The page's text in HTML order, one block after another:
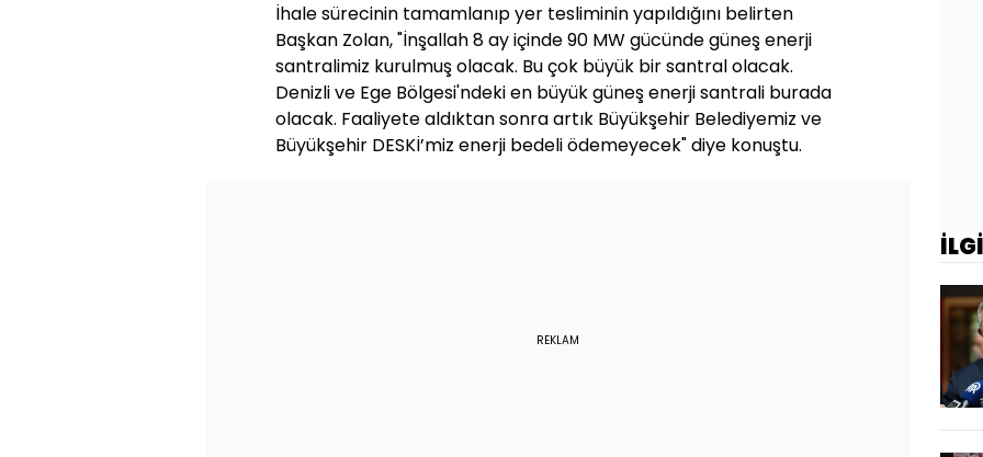
İhale sürecinin tamamlanıp yer tesliminin yapıldığını belirten
Başkan Zolan, "İnşallah 8 ay içinde 90 MW gücünde güneş enerji
santralimiz kurulmuş olacak. Bu çok büyük bir santral olacak.
Denizli ve Ege Bölgesi'ndeki en büyük güneş enerji santrali burada
olacak. Faaliyete aldıktan sonra artık Büyükşehir Belediyemiz ve
Büyükşehir DESKİ’miz enerji bedeli ödemeyecek" diye konuştu.
REKLAM